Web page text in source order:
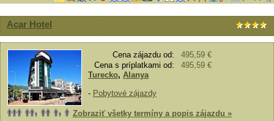
Acar Hotel
Cena zájazdu od:
495,59 €
Cena s príplatkami od:
495,59 €
Turecko, Alanya
- Pobytové zájazdy
Zobraziť všetky termíny a popis zájazdu »